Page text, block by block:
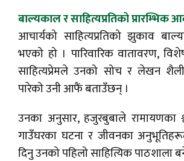
बाल्यकाल र साहित्यप्रतिको प्रारम्भिक
आचार्यको साहित्यप्रतिको झुकाव
भएको हो । पारिवारिक वातावरण,
साहित्यप्रेमले उनको सोच र लेखन
पारेको उनी आफैं बताउँछन् ।
उनका अनुसार, हजुरबुबाले रामायणका
गाउँघरका घटना र जीवनका
दिनु उनको पहिलो साहित्यिक पाठशाला